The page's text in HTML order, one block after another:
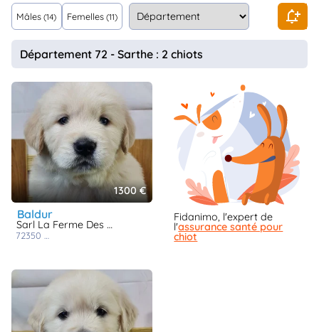
..
Assurances
Connexion
Mâles (14) Femelles (11)
Département 72 - Sarthe : 2 chiots
1300 €
baldur
Sarl La Ferme Des Hallais
72350
Fidanimo, l'expert de
l'assurance santé pour
chiot